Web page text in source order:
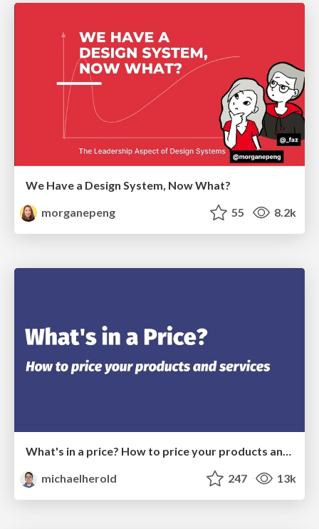
We Have a Design System, Now What?
morganepeng
55 8.2k
michaelherold
247 13k